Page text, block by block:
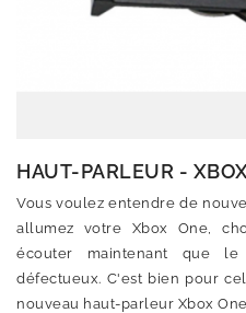
HAUT-PARLEUR -
Vous voulez entendre de
allumez votre Xbox One,
écouter maintenant que
défectueux. C'est bien pour
nouveau haut-parleur Xbox